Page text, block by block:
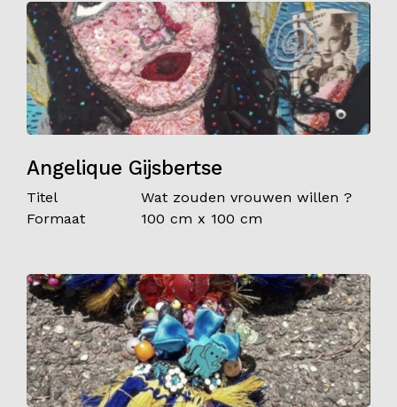
Angelique Gijsbertse
Titel
Wat zouden vrouwen willen ?
Formaat
100 cm x 100 cm